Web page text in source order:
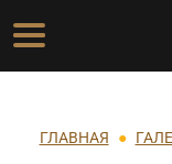
Перейти к
Основная
Строка
ГЛАВНАЯ